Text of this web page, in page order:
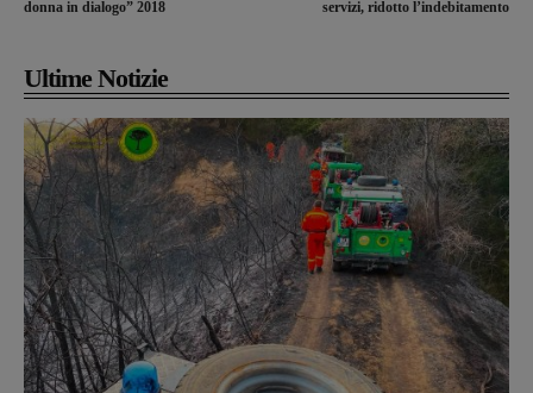
donna in dialogo” 2018
servizi, ridotto l’indebitamento
Ultime Notizie